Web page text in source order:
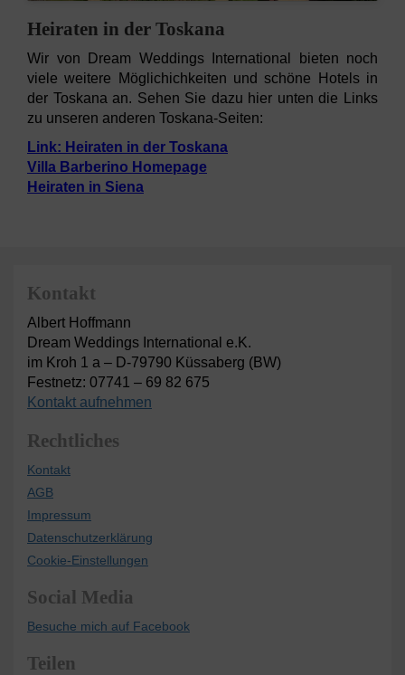
Heiraten in der Toskana
Wir von Dream Weddings International bieten noch
viele weitere Möglichichkeiten und schöne Hotels in
der Toskana an. Sehen Sie dazu hier unten die Links
zu unseren anderen Toskana-Seiten:
Link: Heiraten in der Toskana
Villa Barberino Homepage
Heiraten in Siena
Kontakt
Albert Hoffmann
Dream Weddings International e.K.
im Kroh 1 a – D-79790 Küssaberg (BW)
Festnetz: 07741 – 69 82 675
Kontakt aufnehmen
Rechtliches
Kontakt
AGB
Impressum
Datenschutzerklärung
Cookie-Einstellungen
Social Media
Besuche mich auf Facebook
Teilen